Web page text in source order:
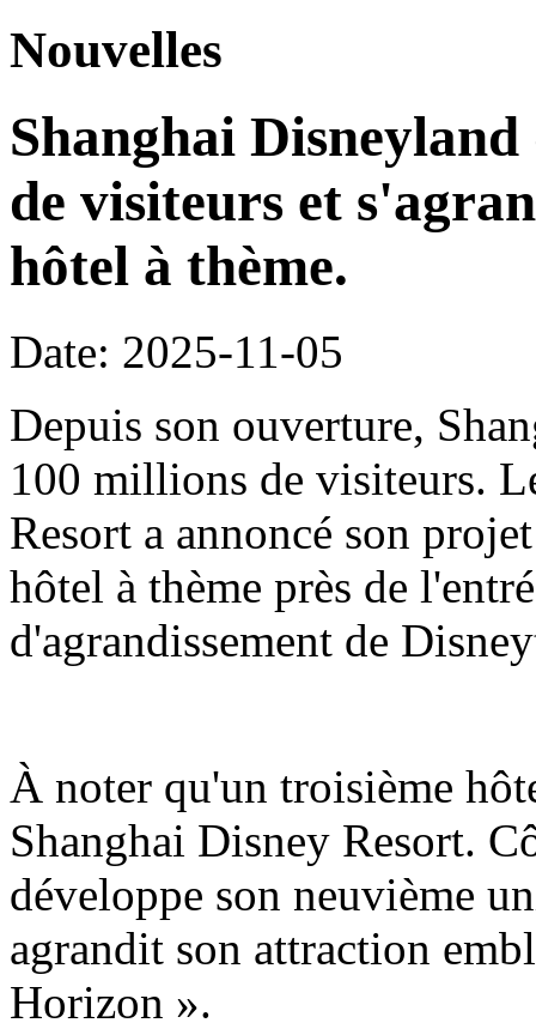
Nouvelles
Shanghai Disneyland
de visiteurs et
hôtel à thème.
Date: 2025-11-05
Depuis son ouverture,
100 millions de visiteurs.
Resort a annoncé son
hôtel à thème près de
d'agrandissement de
À noter qu'un troisième
Shanghai Disney Resort.
développe son neuvième
agrandit son attraction
Horizon ».